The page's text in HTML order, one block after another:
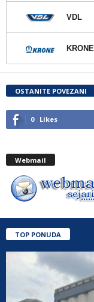
VDL
KRONE
OSTANITE POVEZANI
0 Likes
Webmail
TOP PONUDA